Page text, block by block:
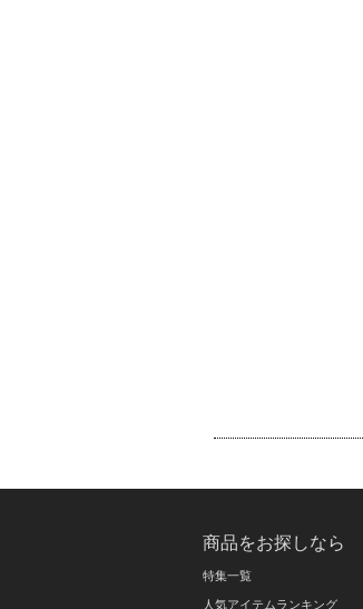
商品をお探しなら
特集一覧
人気アイテムランキング